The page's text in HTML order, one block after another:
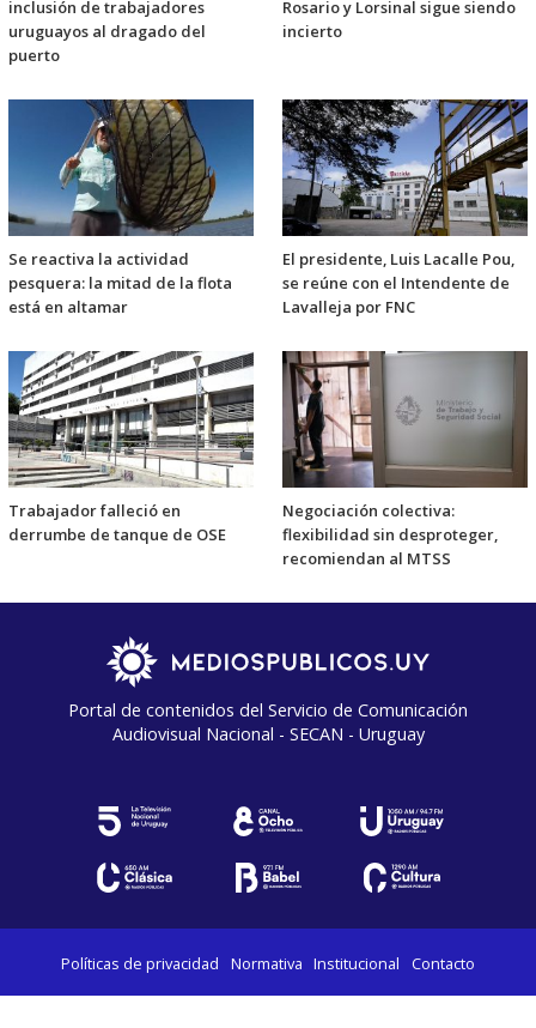
inclusión de trabajadores
uruguayos al dragado del
puerto
Rosario y Lorsinal sigue siendo
incierto
Se reactiva la actividad
pesquera: la mitad de la flota
está en altamar
El presidente, Luis Lacalle Pou,
se reúne con el Intendente de
Lavalleja por FNC
Trabajador falleció en
derrumbe de tanque de OSE
Negociación colectiva:
flexibilidad sin desproteger,
recomiendan al MTSS
Portal de contenidos del Servicio de Comunicación
Audiovisual Nacional - SECAN - Uruguay
Políticas de privacidad Normativa Institucional Contacto